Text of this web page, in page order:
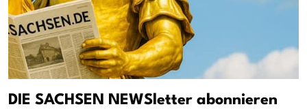
DIE SACHSEN NEWSletter abonnieren